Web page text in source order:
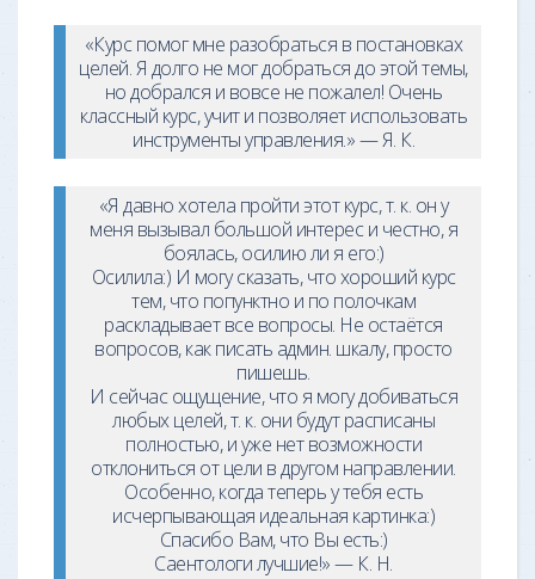
«Курс помог мне разобраться в постановках
целей. Я долго не мог добраться до этой темы,
но добрался и вовсе не пожалел! Очень
классный курс, учит и позволяет использовать
инструменты управления.» — Я. К.
«Я давно хотела пройти этот курс, т. к. он у
меня вызывал большой интерес и честно, я
боялась, осилию ли я его:)
Осилила:) И могу сказать, что хороший курс
тем, что попунктно и по полочкам
раскладывает все вопросы. Не остаётся
вопросов, как писать админ. шкалу, просто
пишешь.
И сейчас ощущение, что я могу добиваться
любых целей, т. к. они будут расписаны
полностью, и уже нет возможности
отклониться от цели в другом направлении.
Особенно, когда теперь у тебя есть
исчерпывающая идеальная картинка:)
Спасибо Вам, что Вы есть:)
Саентологи лучшие!» — К. Н.